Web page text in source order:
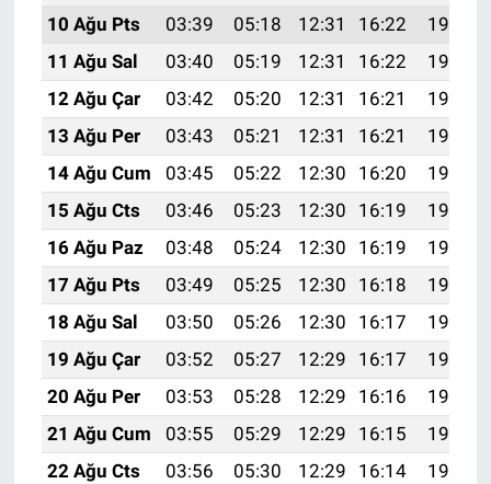
10 Ağu Pts
03:39 05:18 12:31 16:22
19:34
11 Ağu Sal
03:40 05:19 12:31 16:22
19:33
12 Ağu Çar
03:42 05:20 12:31 16:21
19:31
13 Ağu Per
03:43 05:21 12:31 16:21
19:30
14 Ağu Cum
03:45 05:22 12:30 16:20
19:29
15 Ağu Cts
03:46 05:23 12:30 16:19
19:27
16 Ağu Paz
03:48 05:24 12:30 16:19
19:26
17 Ağu Pts
03:49 05:25 12:30 16:18
19:24
18 Ağu Sal
03:50 05:26 12:30 16:17
19:23
19 Ağu Çar
03:52 05:27 12:29 16:17
19:22
20 Ağu Per
03:53 05:28 12:29 16:16
19:20
21 Ağu Cum
03:55 05:29 12:29 16:15
19:19
22 Ağu Cts
03:56 05:30 12:29 16:14
19:17